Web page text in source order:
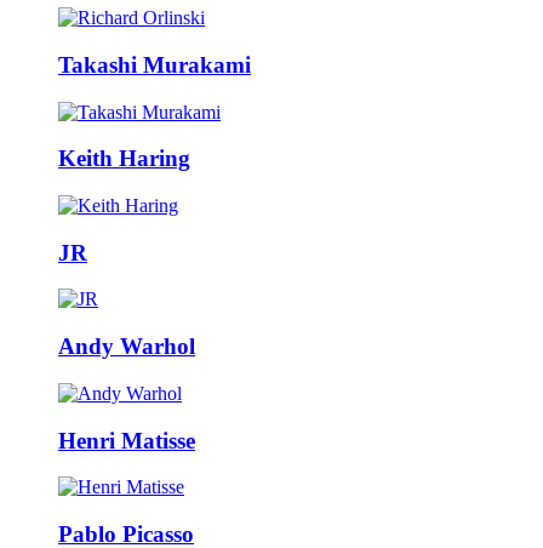
Takashi Murakami
Keith Haring
JR
Andy Warhol
Henri Matisse
Pablo Picasso